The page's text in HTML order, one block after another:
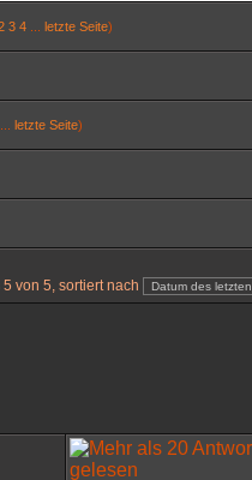
3 4 letzte Seite)
letzte Seite)
von 5, sortiert nach